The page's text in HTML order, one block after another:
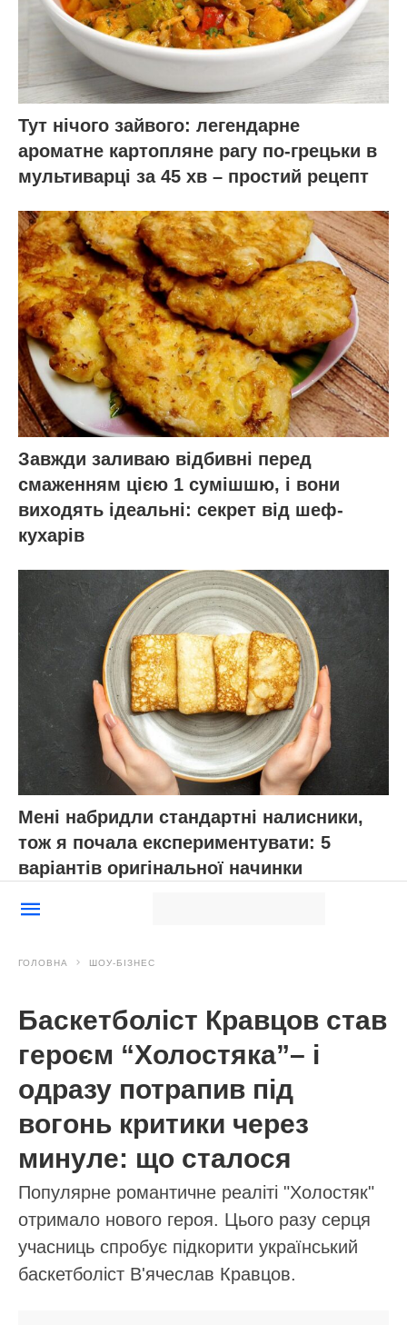
Тут нічого зайвого: легендарне
ароматне картопляне рагу по-грецьки в
мультиварці за 45 хв – простий рецепт
Завжди заливаю відбивні перед
смаженням цією 1 сумішшю, і вони
виходять ідеальні: секрет від шеф-
кухарів
Мені набридли стандартні налисники,
тож я почала експериментувати: 5
варіантів оригінальної начинки